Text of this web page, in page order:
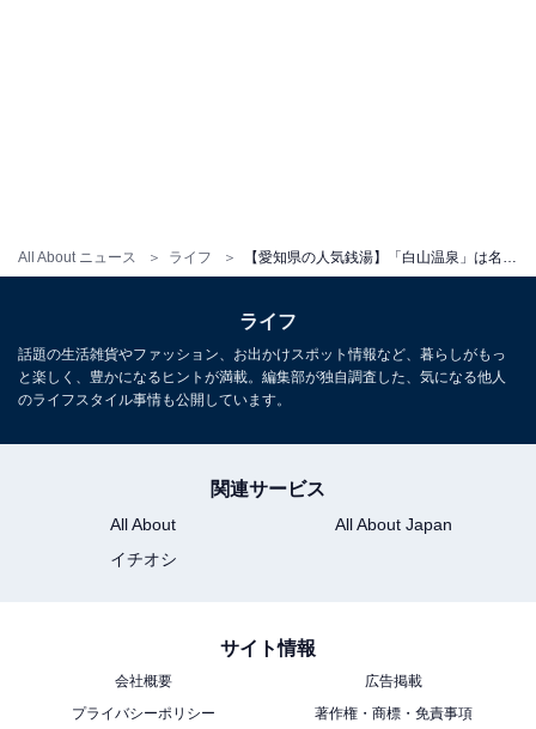
All About ニュース ライフ
ライフ
話題の生活雑貨やファッション、お出かけスポット情報など、暮らしがもっ
と楽しく、豊かになるヒントが満載。編集部が独自調査した、気になる他人
のライフスタイル事情も公開しています。
関連サービス
All About
All About Japan
イチオシ
サイト情報
会社概要
広告掲載
プライバシーポリシー
著作権・商標・免責事項